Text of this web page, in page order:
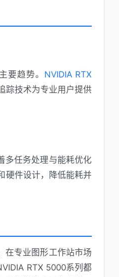
要趋势。 NVIDIA RTX
踪技术为专业用户提供
多任务处理与能耗优化
硬件设计，降低能耗并
在专业图形工作站市场
RTX 5000系列都